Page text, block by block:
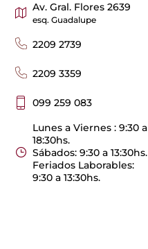
Av. Gral. Flores 2639
esq. Guadalupe
2209 2739
2209 3359
099 259 083
Lunes a Viernes : 9:30 a
18:30hs.
Sábados: 9:30 a 13:30hs.
Feriados Laborables:
9:30 a 13:30hs.